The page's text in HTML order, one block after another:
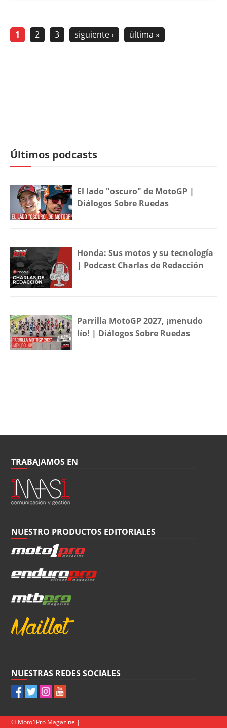
1 2 3 siguiente › última »
Últimos podcasts
El lado "oscuro" de MotoGP |
Diálogos Sobre Ruedas
Honda: Sus motos y su tecnología
| Podcast Charlas de Redacción
Parrilla MotoGP 2027, ¡menudo
lío! | Diálogos Sobre Ruedas
TRABAJAMOS EN
NUESTRO PRODUCTOS EDITORIALES
NUESTRAS REDES SOCIALES
© Moto1Pro Magazine |